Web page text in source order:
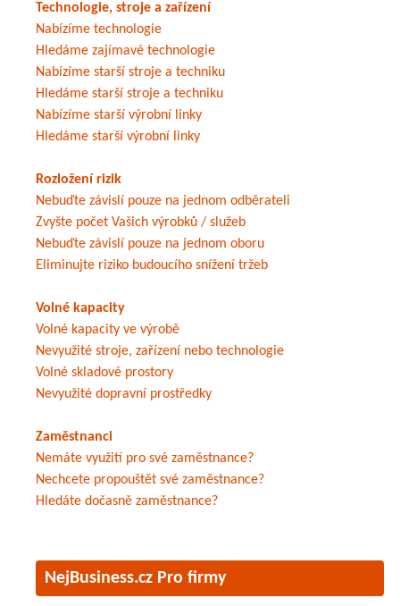
Technologie, stroje a zařízení
Nabízíme technologie
Hledáme zajímavé technologie
Nabízíme starší stroje a techniku
Hledáme starší stroje a techniku
Nabízíme starší výrobní linky
Hledáme starší výrobní linky
Rozložení rizik
Nebuďte závislí pouze na jednom odběrateli
Zvyšte počet Vašich výrobků / služeb
Nebuďte závislí pouze na jednom oboru
Eliminujte riziko budoucího snížení tržeb
Volné kapacity
Volné kapacity ve výrobě
Nevyužité stroje, zařízení nebo technologie
Volné skladové prostory
Nevyužité dopravní prostředky
Zaměstnanci
Nemáte využití pro své zaměstnance?
Nechcete propouštět své zaměstnance?
Hledáte dočasně zaměstnance?
NejBusiness.cz Pro firmy